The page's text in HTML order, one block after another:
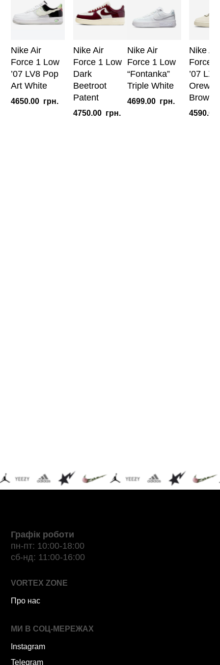
Nike Air
Force 1 Low
’07 LV8 Pop
Art White
4650.00 грн.
Nike Air
Force 1 Low
Dark
Beetroot
Patent
4750.00 грн.
Nike Air
Force 1 Low
“Fontanka”
Triple White
4699.00 грн.
Nike Air
Force
’07 LX
Brown
4590.00
Графік роботи
пн-пт: 10:00-18:00
сб-нд: 11:00-16:00
VORTEX ZONE
Про нас
МИ В СОЦ-МЕРЕЖАХ
Instagram
Telegram